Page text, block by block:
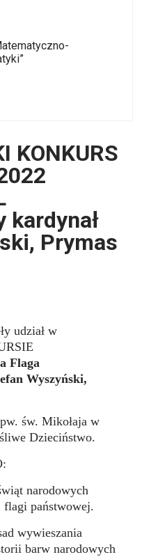
KONKURS
kardynał
Prymas
udział w
Flaga
Wyszyński,
św. Mikołaja w
Dzieciństwo.
narodowych
flagi państwowej.
wywieszania
barw narodowych